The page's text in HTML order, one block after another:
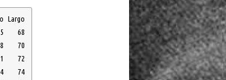
Largo
68
70
72
74